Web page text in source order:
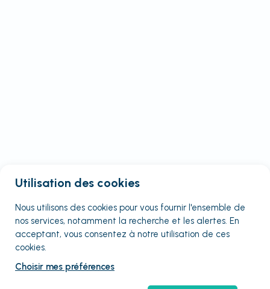
Utilisation des cookies
Nous utilisons des cookies pour vous fournir l'ensemble de
nos services, notamment la recherche et les alertes. En
acceptant, vous consentez à notre utilisation de ces
cookies.
Choisir mes préférences